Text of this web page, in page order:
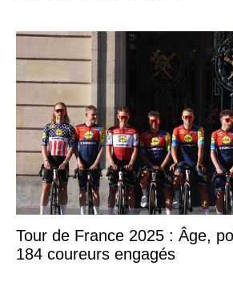
Tour de France 2025 : Âge,
184 coureurs engagés